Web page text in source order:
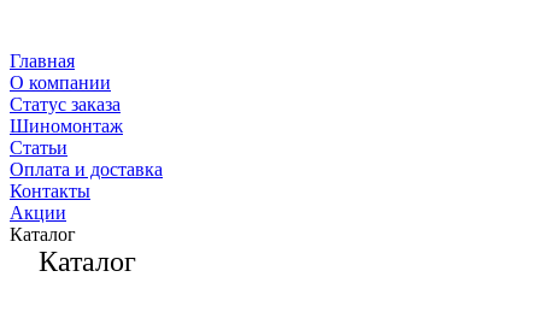
Главная
О компании
Статус заказа
Шиномонтаж
Статьи
Оплата и доставка
Контакты
Акции
Каталог
Каталог